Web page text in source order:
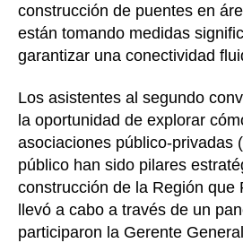
construcción de puentes en
están tomando medidas
garantizar una conectividad
Los asistentes al segundo
la oportunidad de explorar
asociaciones público-privadas
público han sido pilares
construcción de la Región que
llevó a cabo a través de un
participaron la Gerente